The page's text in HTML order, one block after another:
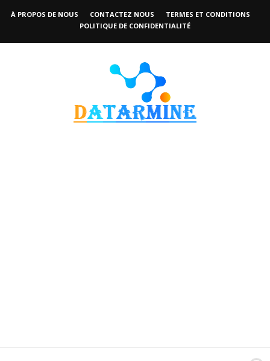
À PROPOS DE NOUS CONTACTEZ NOUS
TERMES ET CONDITIONS
POLITIQUE DE CONFIDENTIALITÉ